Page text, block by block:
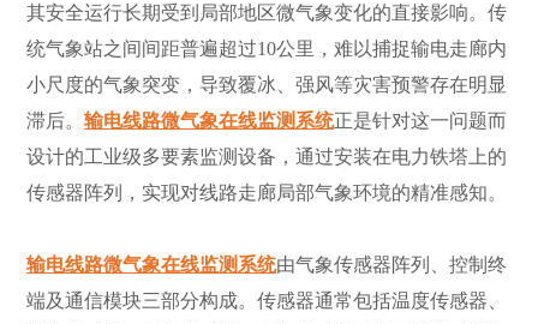
其安全运行长期受到局部地区微气象变化的直接影响。传
统气象站之间间距普遍超过10公里，难以捕捉输电走廊内
小尺度的气象突变，导致覆冰、强风等灾害预警存在明显
滞后。 输电线路微气象在线监测系统正是针对这一问题而
设计的工业级多要素监测设备，通过安装在电力铁塔上的
传感器阵列，实现对线路走廊局部气象环境的精准感知。
输电线路微气象在线监测系统由气象传感器阵列、控制终
端及通信模块三部分构成。传感器通常包括温度传感器、